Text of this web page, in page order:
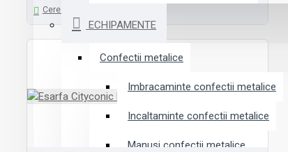
ECHIPAMENTE
Confectii metalice
Imbracaminte confectii metalice
Incaltaminte confectii metalice
Manusi confectii metalice
Cere ofertă